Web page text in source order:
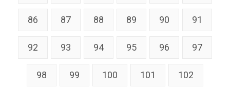
86 87 88 89 90 91
92 93 94 95 96 97
98 99 100 101 102